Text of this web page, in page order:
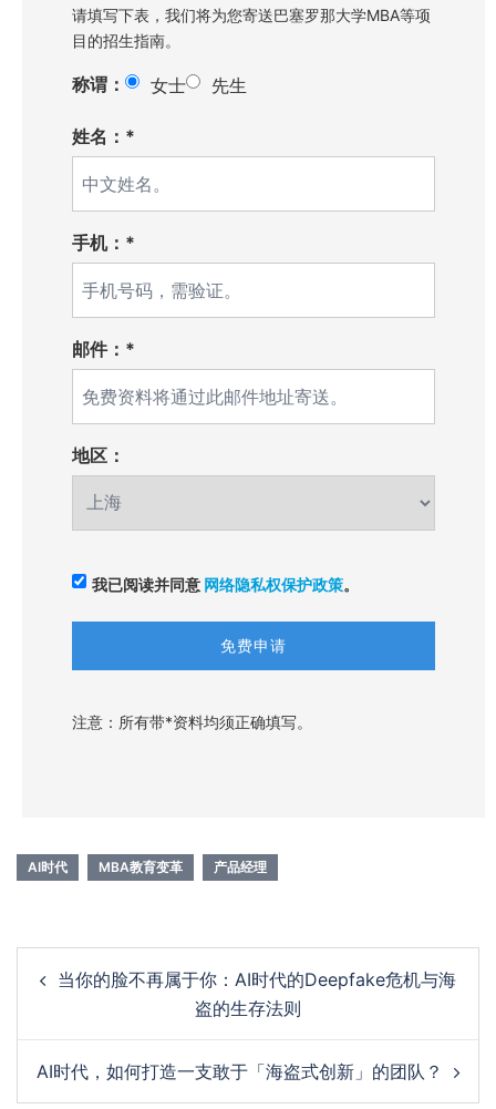
请填写下表，我们将为您寄送巴塞罗那大学MBA等项
目的招生指南。
称谓： 女士 先生
姓名：*
手机：*
邮件：*
地区：
我已阅读并同意 网络隐私权保护政策。
注意：所有带*资料均须正确填写。
AI时代 MBA教育变革 产品经理
navigation
当你的脸不再属于你：AI时代的Deepfake危机与海
盗的生存法则
AI时代，如何打造一支敢于「海盗式创新」的团队？